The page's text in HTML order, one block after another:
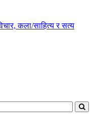
कला/साहित्य र सत्य